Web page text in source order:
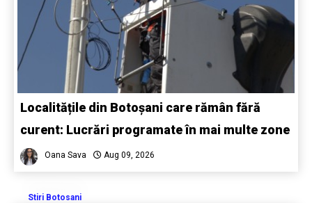
Localitățile din Botoșani care rămân fără
curent: Lucrări programate în mai multe zone
Oana Sava Aug 09, 2026
Stiri Botosani